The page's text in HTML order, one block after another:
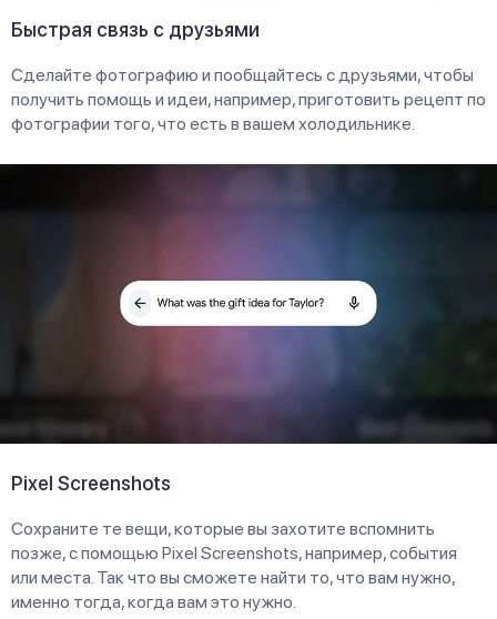
Быстрая связь с друзьями
Сделайте фотографию и пообщайтесь с друзьями, чтобы
получить помощь и идеи, например, приготовить рецепт по
фотографии того, что есть в вашем холодильнике.
Pixel Screenshots
Сохраните те вещи, которые вы захотите вспомнить
позже, с помощью Pixel Screenshots, например, события
или места. Так что вы сможете найти то, что вам нужно,
именно тогда, когда вам это нужно.